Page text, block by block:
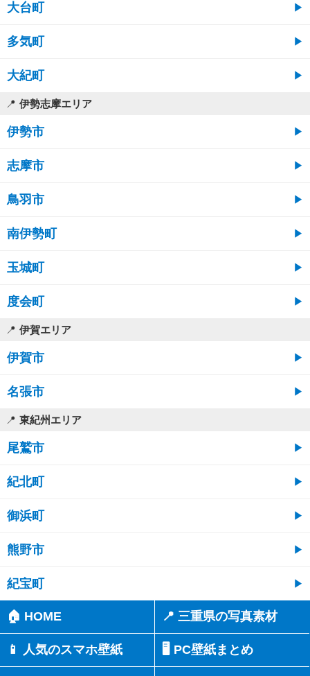
大台町
多気町
大紀町
伊勢志摩エリア
伊勢市
志摩市
鳥羽市
南伊勢町
玉城町
度会町
伊賀エリア
伊賀市
名張市
東紀州エリア
尾鷲市
紀北町
御浜町
熊野市
紀宝町
🏠 HOME 📍 三重県の写真素材
📱 人気のスマホ壁紙 🖥️ PC壁紙まとめ